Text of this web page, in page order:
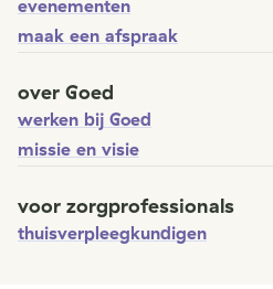
evenementen
maak een afspraak
over Goed
werken bij Goed
missie en visie
voor zorgprofessionals
thuisverpleegkundigen